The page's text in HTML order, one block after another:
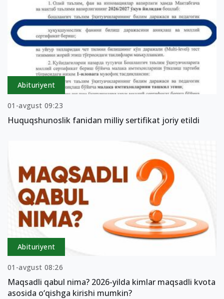
Abituriyent
01-avgust 09:23
Huquqshunoslik fanidan milliy sertifikat joriy etildi
Abituriyent
01-avgust 08:26
Maqsadli qabul nima? 2026-yilda kimlar maqsadli kvota
asosida o‘qishga kirishi mumkin?